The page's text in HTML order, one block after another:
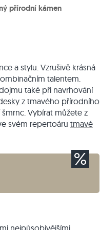
Dlažební kostky vápenec
Zdicí kámen travertin
přírodní kámen
a stylu. Vzrušivě krásná
talentem.
také při navrhování
ztmavého přírodního
Vybírat můžete z
svém repertoáru tmavé
nejpůsobivějšími